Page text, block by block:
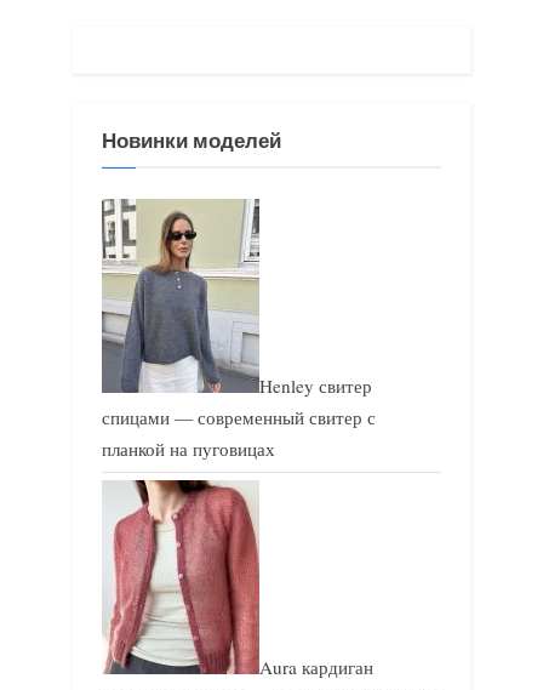
Новинки моделей
Henley свитер
спицами — современный свитер с
планкой на пуговицах
Aura кардиган